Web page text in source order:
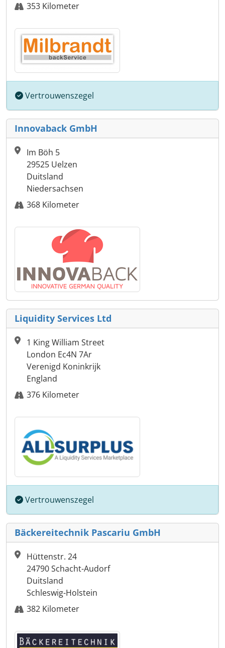
353 Kilometer
Vertrouwenszegel
Innovaback GmbH
Im Böh 5
29525 Uelzen
Duitsland
Niedersachsen
368 Kilometer
Liquidity Services Ltd
1 King William Street
London Ec4N 7Ar
Verenigd Koninkrijk
England
376 Kilometer
Vertrouwenszegel
Bäckereitechnik Pascariu GmbH
Hüttenstr. 24
24790 Schacht-Audorf
Duitsland
Schleswig-Holstein
382 Kilometer